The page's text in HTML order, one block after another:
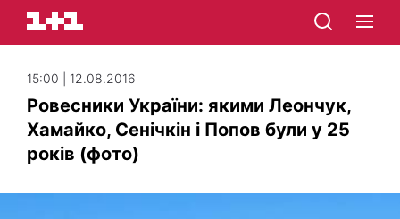
15:00 | 12.08.2016
Ровесники України: якими Леончук,
Хамайко, Сенічкін і Попов були у 25
років (фото)